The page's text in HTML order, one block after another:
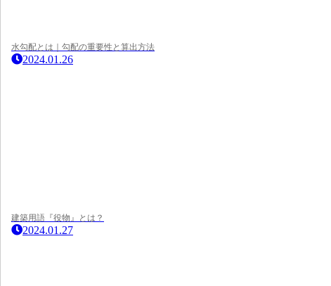
水勾配とは｜勾配の重要性と算出方法
2024.01.26
建築用語『役物』とは？
2024.01.27